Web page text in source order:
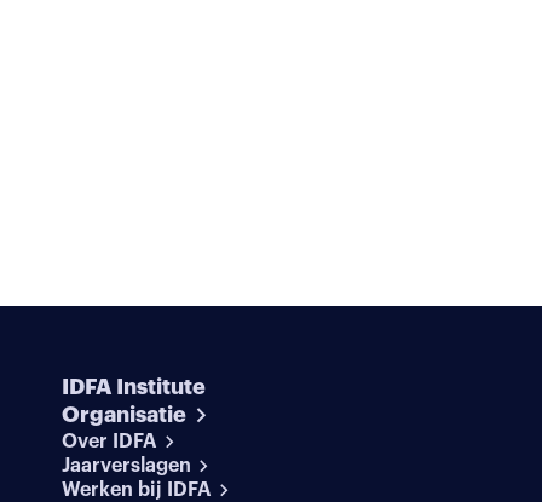
IDFA Institute
Organisatie
Over IDFA
Jaarverslagen
Werken bij IDFA